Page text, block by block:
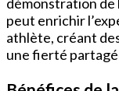
peut enrichir
athlète, créant
une fierté